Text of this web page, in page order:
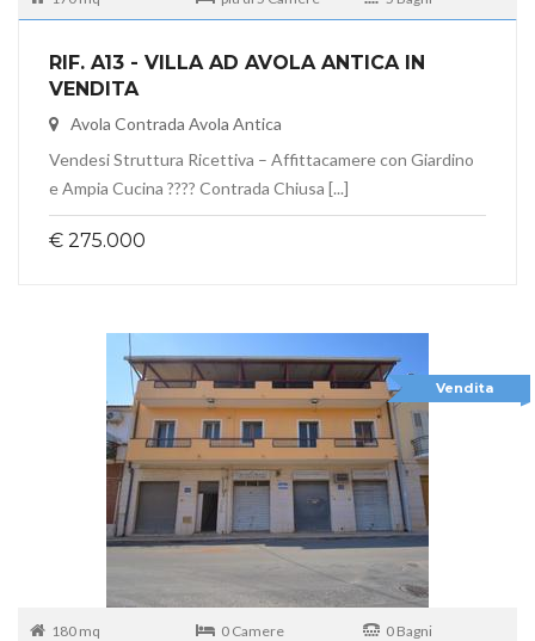
RIF. A13 - VILLA AD AVOLA ANTICA IN
VENDITA
Avola Contrada Avola Antica
Vendesi Struttura Ricettiva – Affittacamere con Giardino
e Ampia Cucina ???? Contrada Chiusa [...]
€ 275.000
Vendita
180 mq 0 Camere 0 Bagni